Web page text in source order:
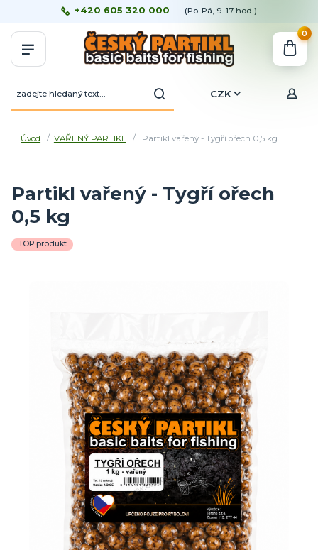
CZK
+420 605 320 000 (Po-Pá, 9-17 hod.)
0
Úvod VAŘENÝ PARTIKL Partikl vařený - Tygří ořech 0,5 kg
Partikl vařený - Tygří ořech
0,5 kg
TOP produkt